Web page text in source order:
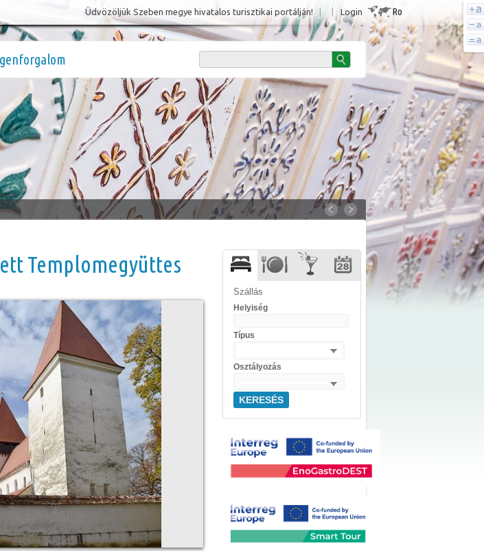
Login Ro
Üdvözöljük Szeben megye hivatalos turisztikai portálján!
Templomegyüttes
Szállás
Helyiség
Típus
Osztályozás
KERESÉS